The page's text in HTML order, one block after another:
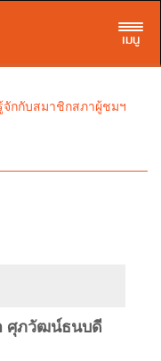
เมนู
จักกับสมาชิกสภาผู้ชมฯ
ศุภวัฒน์ธนบดี